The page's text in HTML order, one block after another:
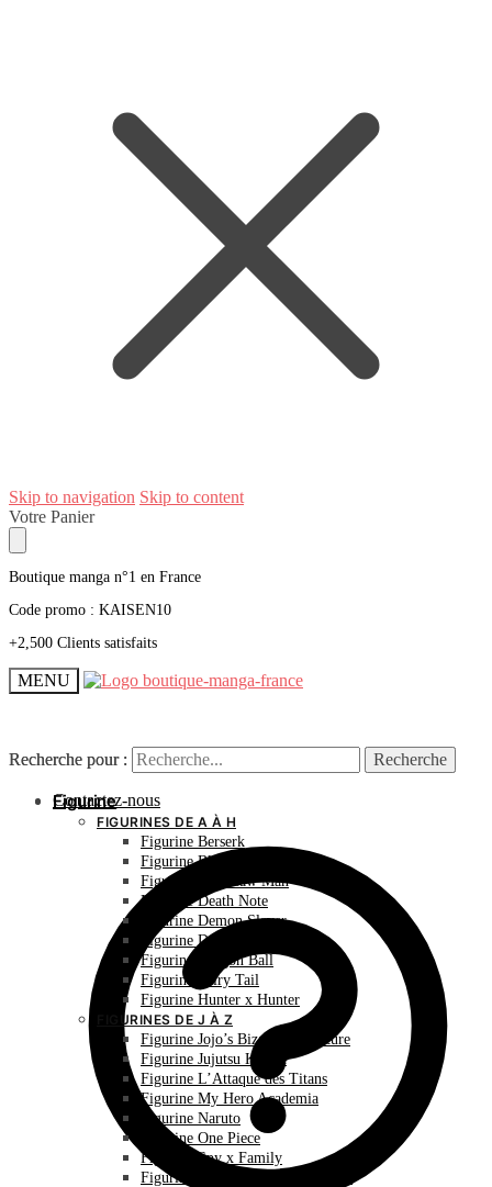
Skip to navigation Skip to content
Votre Panier
Boutique manga n°1 en France
Code promo : KAISEN10
+2,500 Clients satisfaits
MENU
Recherche pour : Recherche
Contactez-nous
Recherche pour : Recherche
Figurine
FIGURINES DE A À H
Figurine Berserk
Figurine Bleach
Figurine Chainsaw Man
Figurine Death Note
Figurine Demon Slayer
Figurine Dr Stone
Figurine Dragon Ball
Figurine Fairy Tail
Figurine Hunter x Hunter
FIGURINES DE J À Z
Figurine Jojo’s Bizarre Adventure
Figurine Jujutsu Kaisen
Figurine L’Attaque des Titans
Figurine My Hero Academia
Figurine Naruto
Figurine One Piece
Figurine Spy x Family
Figurine The Promised Neverland